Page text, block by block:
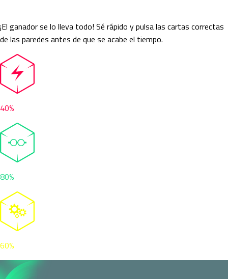
¡El ganador se lo lleva todo! Sé rápido y pulsa las cartas correctas
de las paredes antes de que se acabe el tiempo.
40%
80%
60%